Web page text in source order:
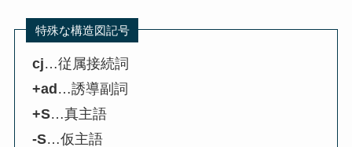
特殊な構造図記号
cj…従属接続詞
+ad…誘導副詞
+S…真主語
-S…仮主語